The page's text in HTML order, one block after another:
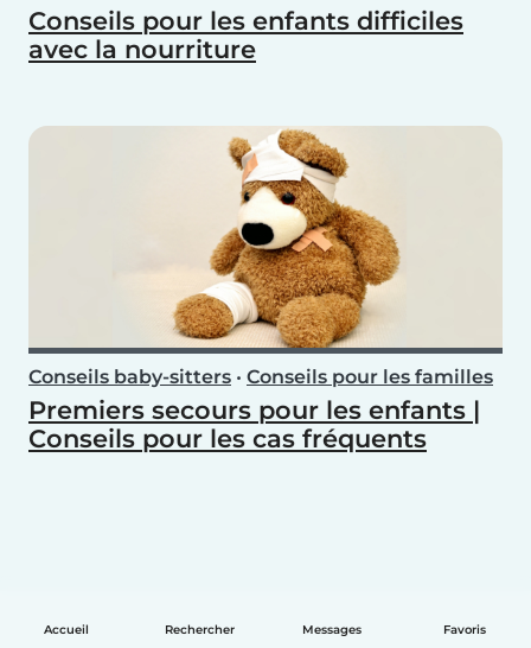
Accueil Rechercher Messages Favoris
Conseils pour les enfants difficiles
avec la nourriture
Conseils baby-sitters • Conseils pour les familles
Premiers secours pour les enfants |
Conseils pour les cas fréquents